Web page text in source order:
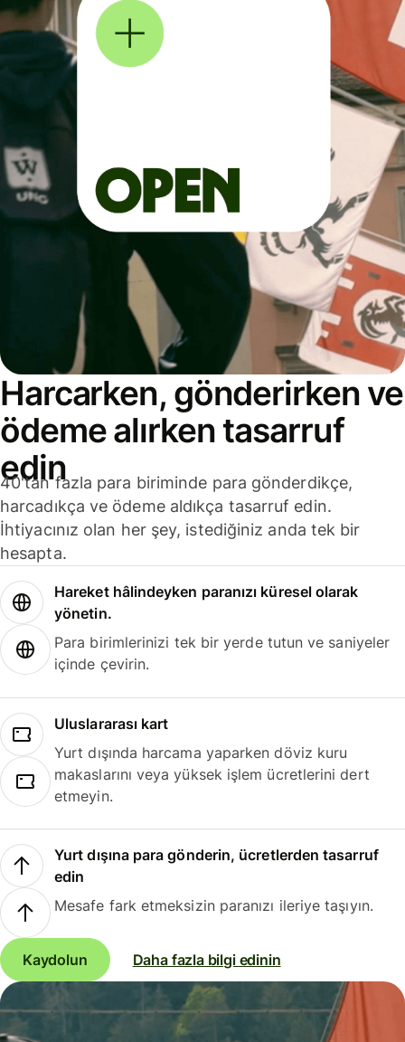
Harcarken, gönderirken ve
ödeme alırken tasarruf
edin
40'tan fazla para biriminde para gönderdikçe,
harcadıkça ve ödeme aldıkça tasarruf edin.
İhtiyacınız olan her şey, istediğiniz anda tek bir
hesapta.
Hareket hâlindeyken paranızı küresel olarak
yönetin.
Para birimlerinizi tek bir yerde tutun ve saniyeler
içinde çevirin.
Uluslararası kart
Yurt dışında harcama yaparken döviz kuru
makaslarını veya yüksek işlem ücretlerini dert
etmeyin.
Yurt dışına para gönderin, ücretlerden tasarruf
edin
Mesafe fark etmeksizin paranızı ileriye taşıyın.
Kaydolun Daha fazla bilgi edinin